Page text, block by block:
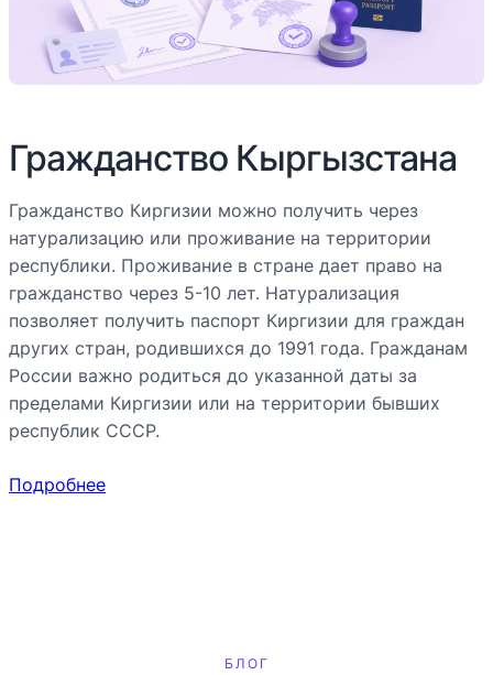
Гражданство Кыргызстана
Гражданство Киргизии можно получить через
натурализацию или проживание на территории
республики. Проживание в стране дает право на
гражданство через 5-10 лет. Натурализация
позволяет получить паспорт Киргизии для граждан
других стран, родившихся до 1991 года. Гражданам
России важно родиться до указанной даты за
пределами Киргизии или на территории бывших
республик СССР.
Подробнее
БЛОГ